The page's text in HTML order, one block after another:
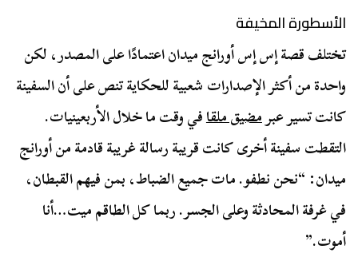
الأسطورة المخيفة
تختلف قصة إس إس أورانج ميدان اعتمادًا على المصدر، لكن
واحدة من أكثر الإصدارات شعبية للحكاية تنص على أن السفينة
كانت تسير عبرمضيق ملقافي وقت ما خلال الأربعينيات.
التقطت سفينة أخرى كانت قريبة رسالة غريبة قادمة من أورانج
ميدان: “نحن نطفو. مات جميع الضباط، بمن فيهم القبطان،
في غرفة المحادثة وعلى الجسر. ربما كل الطاقم ميت…أنا
أموت.”